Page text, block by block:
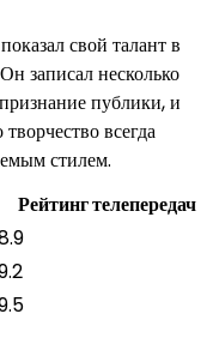
свой талант в
записал несколько
публики, и
всегда
стилем.
Рейтинг телепередач